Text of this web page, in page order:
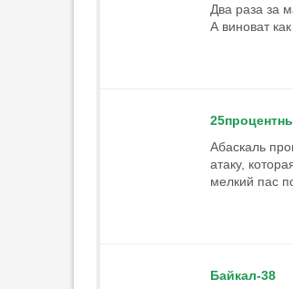
Два раза за
А виноват
Абаскаль
атаку,
мелкий пас
Байкал-38